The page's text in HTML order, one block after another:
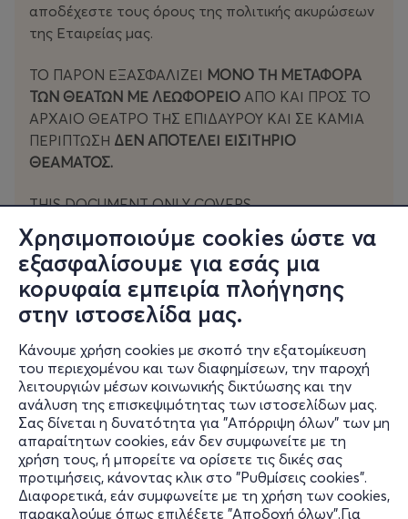
Χρησιμοποιούμε cookies ώστε να
εξασφαλίσουμε για εσάς μια
κορυφαία εμπειρία πλοήγησης
στην ιστοσελίδα μας.
Κάνουμε χρήση cookies με σκοπό την εξατομίκευση
του περιεχομένου και των διαφημίσεων, την παροχή
λειτουργιών μέσων κοινωνικής δικτύωσης και την
ανάλυση της επισκεψιμότητας των ιστοσελίδων μας.
Σας δίνεται η δυνατότητα για "Απόρριψη όλων" των μη
απαραίτητων cookies, εάν δεν συμφωνείτε με τη
χρήση τους, ή μπορείτε να ορίσετε τις δικές σας
προτιμήσεις, κάνοντας κλικ στο "Ρυθμίσεις cookies".
Διαφορετικά, εάν συμφωνείτε με τη χρήση των cookies,
παρακαλούμε όπως επιλέξετε "Αποδοχή όλων".Για
Στάσεις στο μετρό Ελαιώνα και μετρό Συντάγματος
(επί της οδού Μητροπόλεως – τελική στάση).
αποδέχεστε τους όρους της πολιτικής ακυρώσεων
της Εταιρείας μας.
ΤΟ ΠΑΡΟΝ ΕΞΑΣΦΑΛΙΖΕΙ ΜΟΝΟ ΤΗ ΜΕΤΑΦΟΡΑ
ΤΩΝ ΘΕΑΤΩΝ ΜΕ ΛΕΩΦΟΡΕΙΟ ΑΠΟ ΚΑΙ ΠΡΟΣ ΤΟ
ΑΡΧΑΙΟ ΘΕΑΤΡΟ ΤΗΣ ΕΠΙΔΑΥΡΟΥ ΚΑΙ ΣΕ ΚΑΜΙΑ
ΠΕΡΊΠΤΩΣΗ ΔΕΝ ΑΠΟΤΕΛΕΙ ΕΙΣΙΤΗΡΙΟ
ΘΕΑΜΑΤΟΣ.
THIS DOCUMENT ONLY COVERS
TRANSPORTATION OF SPECTATORS BY BUS
AND FROM THE ANCIENT THEATRE OF
EPIDAURUS AND INNO WAY CONSTITUTES A
TICKET FOR THE PERFORMANCE.
Δεν υπάρχουν ενεργές εκδηλώσεις